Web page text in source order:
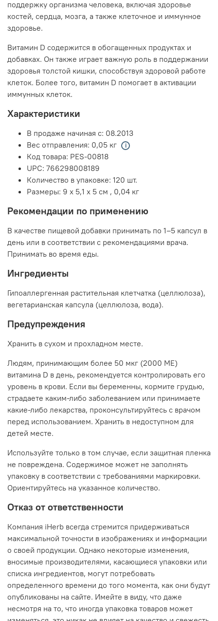
поддержку организма человека, включая здоровье
костей, сердца, мозга, а также клеточное и иммунное
здоровье.
Витамин D содержится в обогащенных продуктах и
добавках. Он также играет важную роль в поддержании
здоровья толстой кишки, способствуя здоровой работе
клеток. Более того, витамин D помогает в активации
иммунных клеток.
Характеристики
В продаже начиная с: 08.2013
Вес отправления: 0,05 кг
Код товара: PES-00818
UPC: 766298008189
Количество в упаковке: 120 шт.
Размеры: 9 x 5,1 x 5 см , 0,04 кг
Рекомендации по применению
В качестве пищевой добавки принимать по 1–5 капсул в
день или в соответствии с рекомендациями врача.
Принимать во время еды.
Ингредиенты
Гипоаллергенная растительная клетчатка (целлюлоза),
вегетарианская капсула (целлюлоза, вода).
Предупреждения
Хранить в сухом и прохладном месте.
Людям, принимающим более 50 мкг (2000 МЕ)
витамина D в день, рекомендуется контролировать его
уровень в крови. Если вы беременны, кормите грудью,
страдаете каким-либо заболеванием или принимаете
какие-либо лекарства, проконсультируйтесь с врачом
перед использованием. Хранить в недоступном для
детей месте.
Используйте только в том случае, если защитная пленка
не повреждена. Содержимое может не заполнять
упаковку в соответствии с требованиями маркировки.
Ориентируйтесь на указанное количество.
Отказ от ответственности
Компания iHerb всегда стремится придерживаться
максимальной точности в изображениях и информации
о своей продукции. Однако некоторые изменения,
вносимые производителями, касающиеся упаковки или
списка ингредиентов, могут потребовать
определенного времени до того момента, как они будут
опубликованы на сайте. Имейте в виду, что даже
несмотря на то, что иногда упаковка товаров может